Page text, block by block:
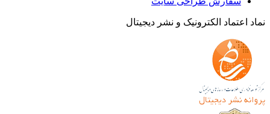
اعتماد الکترونیک و نشر دیجیتال